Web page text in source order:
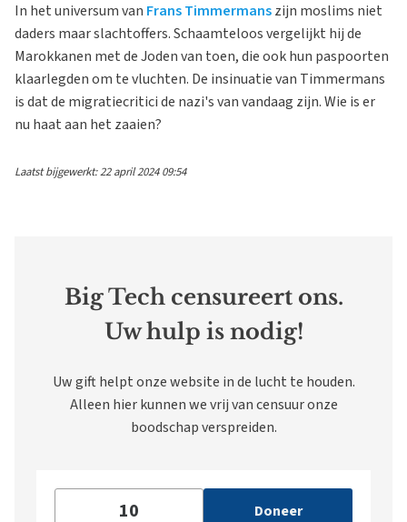
In het universum van Frans Timmermanszijn moslims niet
daders maar slachtoffers. Schaamteloos vergelijkt hij de
Marokkanen met de Joden van toen, die ook hun paspoorten
klaarlegden om te vluchten. De insinuatie van Timmermans
is dat de migratiecritici de nazi's van vandaag zijn. Wie is er
nu haat aan het zaaien?
Laatst bijgewerkt: 22 april 2024 09:54
Big Tech censureert ons.
Uw hulp is nodig!
Uw gift helpt onze website in de lucht te houden.
Alleen hier kunnen we vrij van censuur onze
boodschap verspreiden.
Doneer